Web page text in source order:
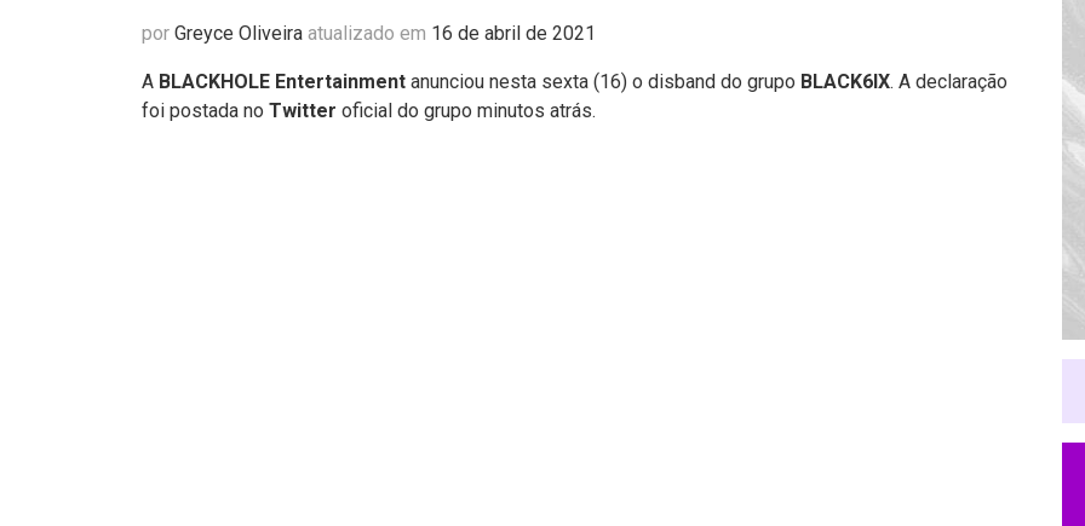
por Greyce Oliveira atualizado em 16 de abril de 2021
A BLACKHOLE Entertainment anunciou nesta sexta (16) o disband do grupo BLACK6IX. A declaração
foi postada no Twitter oficial do grupo minutos atrás.